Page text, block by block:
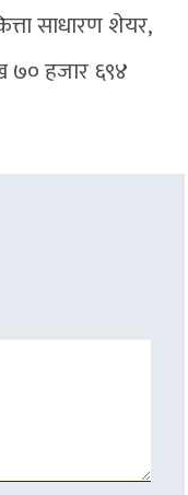
साधारण शेयर,
७० हजार ६९४